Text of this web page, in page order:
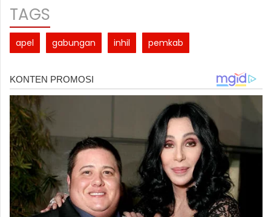
TAGS
apel gabungan inhil pemkab